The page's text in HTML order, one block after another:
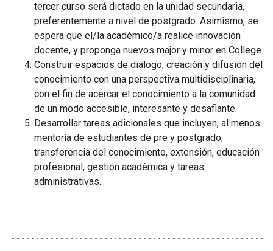
tercer curso será dictado en la unidad secundaria,
preferentemente a nivel de postgrado. Asimismo, se
espera que el/la académico/a realice innovación
docente, y proponga nuevos major y minor en College.
Construir espacios de diálogo, creación y difusión del
conocimiento con una perspectiva multidisciplinaria,
con el fin de acercar el conocimiento a la comunidad
de un modo accesible, interesante y desafiante.
Desarrollar tareas adicionales que incluyen, al menos:
mentoría de estudiantes de pre y postgrado,
transferencia del conocimiento, extensión, educación
profesional, gestión académica y tareas
administrativas.